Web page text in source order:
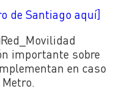
de Santiago aquí]
importante sobre
en caso